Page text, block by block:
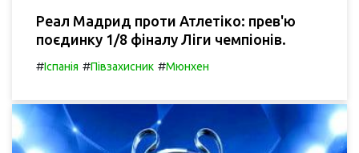
Реал Мадрид проти Атлетіко: прев'ю
поєдинку 1/8 фіналу Ліги чемпіонів.
#Іспанія #Півзахисник #Мюнхен